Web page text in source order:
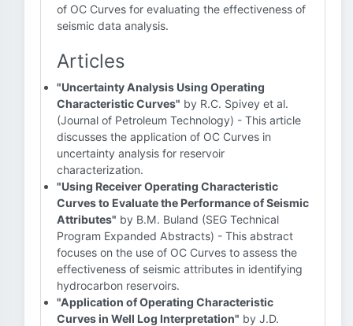
of OC Curves for evaluating the effectiveness of
seismic data analysis.
Articles
"Uncertainty Analysis Using Operating
Characteristic Curves" by R.C. Spivey et al.
(Journal of Petroleum Technology) - This article
discusses the application of OC Curves in
uncertainty analysis for reservoir
characterization.
"Using Receiver Operating Characteristic
Curves to Evaluate the Performance of Seismic
Attributes" by B.M. Buland (SEG Technical
Program Expanded Abstracts) - This abstract
focuses on the use of OC Curves to assess the
effectiveness of seismic attributes in identifying
hydrocarbon reservoirs.
"Application of Operating Characteristic
Curves in Well Log Interpretation" by J.D.